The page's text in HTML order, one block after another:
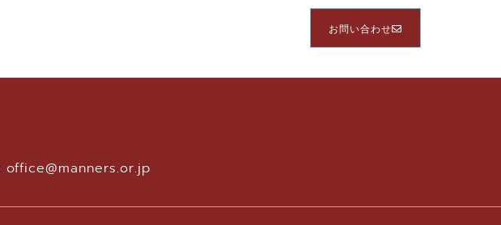
お問い合わせ
office@manners.or.jp